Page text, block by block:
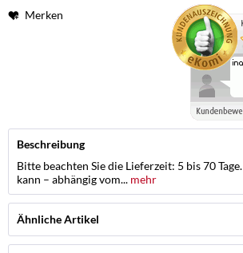
Merken
Beschreibung
Bitte beachten Sie die Lieferzeit: 5 bis 70
kann – abhängig vom... mehr
Ähnliche Artikel